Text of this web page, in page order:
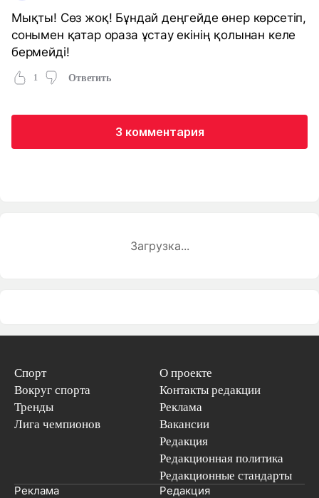
Мықты! Сөз жоқ! Бұндай деңгейде өнер көрсетіп,
сонымен қатар ораза ұстау екінің қолынан келе
бермейді!
1 Ответить
3 комментария
Загрузка...
Спорт
Вокруг спорта
Тренды
Лига чемпионов
О проекте
Контакты редакции
Реклама
Вакансии
Редакция
Редакционная политика
Редакционные стандарты
Реклама Редакция